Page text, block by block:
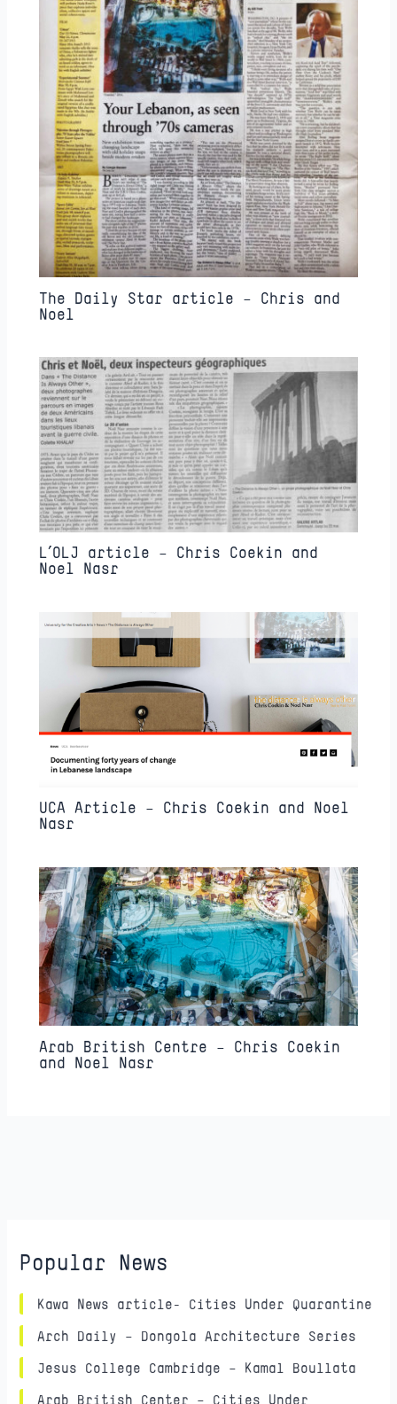
The Daily Star article – Chris and
Noel
L’OLJ article – Chris Coekin and
Noel Nasr
UCA Article – Chris Coekin and Noel
Nasr
Arab British Centre – Chris Coekin
and Noel Nasr
Popular News
Kawa News article- Cities Under Quarantine
Arch Daily – Dongola Architecture Series
Jesus College Cambridge – Kamal Boullata
Arab British Center – Cities Under